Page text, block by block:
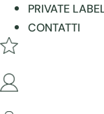
PRIVATE
CONTATTI